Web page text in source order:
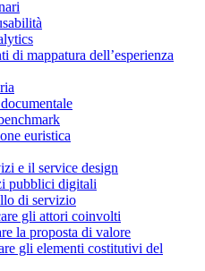
di mappatura dell’esperienza
euristica
e il service design
pubblici digitali
di servizio
gli attori coinvolti
la proposta di valore
gli elementi costitutivi del